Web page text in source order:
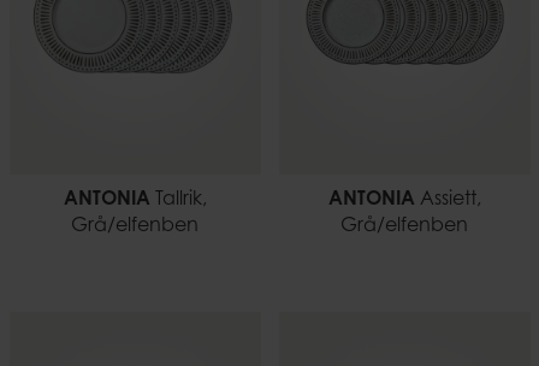
ANTONIA Tallrik,
Grå/elfenben
ANTONIA Assiett,
Grå/elfenben